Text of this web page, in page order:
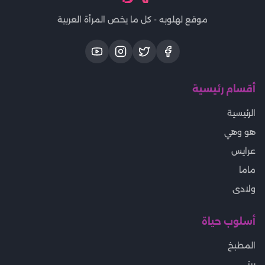
موقع لهلوبه - كل ما يخص المرأة العربية
أقسام رئيسية
الرئيسية
هو وهي
عرايس
ماما
ولادى
أسلوب حياة
المطبخ